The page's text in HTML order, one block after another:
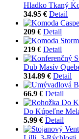
Hladko Tkaný
34.95 € Detail
209 € Detail
219 € Detail
Dub Masív
314.89 € Detail
66.9 € Detail
Do Kúpeľne
5.99 € Detail